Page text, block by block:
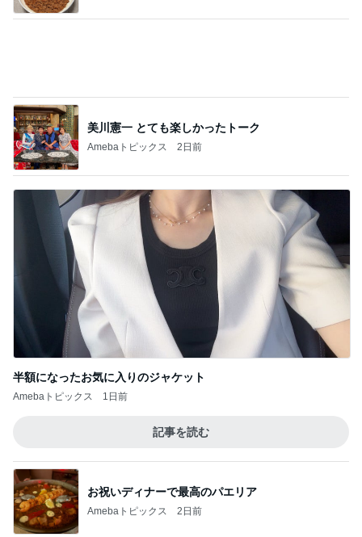
美川憲一 とても楽しかったトーク
Amebaトピックス 2日前
半額になったお気に入りのジャケット
Amebaトピックス 1日前
記事を読む
お祝いディナーで最高のパエリア
Amebaトピックス 2日前